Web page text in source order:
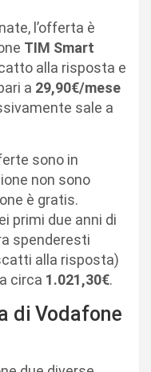
l’offerta è
TIM Smart
alla risposta e
a 29,90€/mese
sale a
sono in
non sono
è gratis.
primi due anni di
spenderesti
alla risposta)
circa 1.021,30€.
di Vodafone